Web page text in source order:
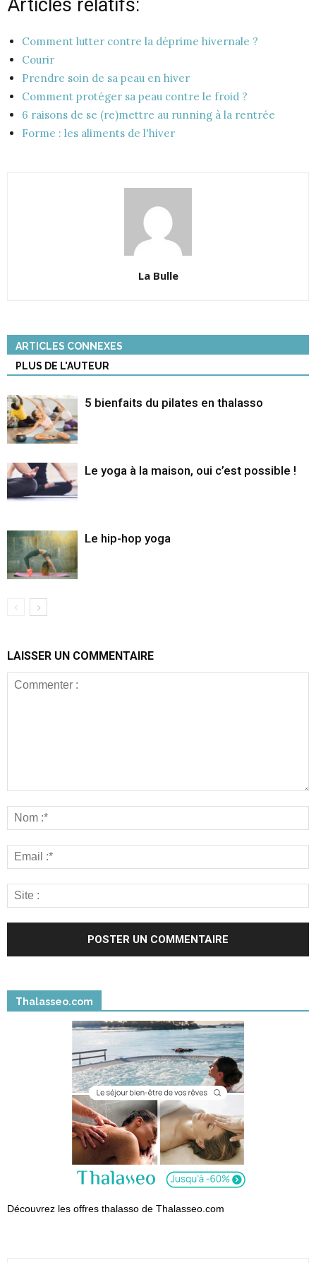
Articles relatifs:
Comment lutter contre la déprime hivernale ?
Courir
Prendre soin de sa peau en hiver
Comment protéger sa peau contre le froid ?
6 raisons de se (re)mettre au running à la rentrée
Forme : les aliments de l'hiver
La Bulle
ARTICLES CONNEXES
PLUS DE L'AUTEUR
5 bienfaits du pilates en thalasso
Le yoga à la maison, oui c’est possible !
Le hip-hop yoga
LAISSER UN COMMENTAIRE
Thalasseo.com
Découvrez les offres thalasso de Thalasseo.com